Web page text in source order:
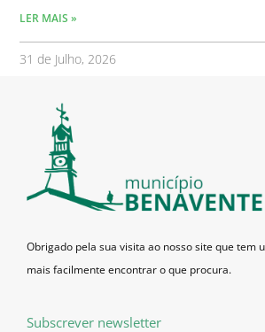
LER MAIS »
31 de Julho, 2026
Obrigado pela sua visita ao nosso site que tem
mais facilmente encontrar o que procura.
Subscrever newsletter